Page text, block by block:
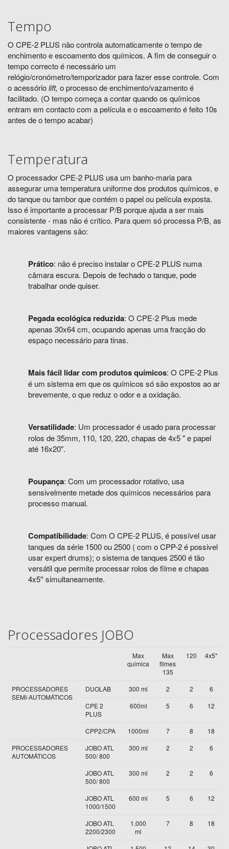
Tempo
O CPE-2 PLUS não controla automaticamente o tempo de
enchimento e escoamento dos químicos. A fim de conseguir o
tempo correcto é necessário um
relógio/cronómetro/temporizador para fazer esse controle. Com
o acessóriolift, o processo de enchimento/vazamento é
facilitado. (O tempo começa a contar quando os químicos
entram em contacto com a película e o escoamento é feito 10s
antes de o tempo acabar)
Temperatura
O processador CPE-2 PLUS usa um banho-maria para
assegurar uma temperatura uniforme dos produtos químicos, e
do tanque ou tambor que contém o papel ou película exposta.
Isso é importante a processar P/B porque ajuda a ser mais
consistente - mas não é crítico. Para quem só processa P/B, as
maiores vantagens são:
Prático: não é preciso instalar o CPE-2 PLUS numa
câmara escura. Depois de fechado o tanque, pode
trabalhar onde quiser.
Pegada ecológica reduzida: O CPE-2 Plus mede
apenas 30x64 cm, ocupando apenas uma fracção do
espaço necessário para tinas.
Mais fácil lidar com produtos químicos: O CPE-2 Plus
é um sistema em que os químicos só são expostos ao ar
brevemente, o que reduz o odor e a oxidação.
Versatilidade: Um processador é usado para processar
rolos de 35mm, 110, 120, 220, chapas de 4x5 " e papel
até 16x20".
Poupança: Com um processador rotativo, usa
sensivelmente metade dos químicos necessários para
processo manual.
Compatibilidade: Com O CPE-2 PLUS, é possível usar
tanques da série 1500 ou 2500 ( com o CPP-2 é possivel
usar expert drums); o sistema de tanques 2500 é tão
versátil que permite processar rolos de filme e chapas
4x5'' simultaneamente.
Processadores JOBO
Max
quimica
Max
filmes
135
120 4x5"
PROCESSADORES
SEMI-AUTOMÁTICOS
DUOLAB 300 ml 2 2
6
CPE 2
PLUS
600ml 5 6 12
CPP2/CPA 1000ml 7 8
18
PROCESSADORES
AUTOMÁTICOS
JOBO ATL
500/ 800
300 ml 2 2 6
JOBO ATL
500/ 800
300 ml 2 2 6
JOBO ATL
1000/1500
600 ml 5 6 12
JOBO ATL
2200/2300
1.000
ml
7 8 18